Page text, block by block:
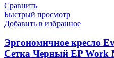
Сравнить
Быстрый просмотр
Добавить в избранное
Эргономичное кресло
Сетка Черный EP Work